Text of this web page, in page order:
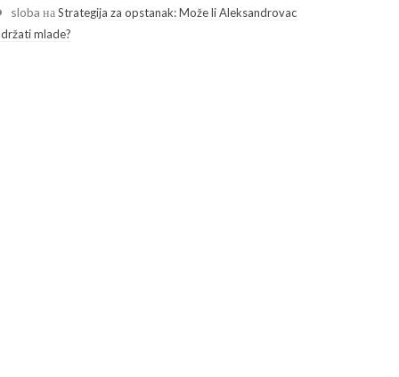
sloba наStrategija za opstanak: Može li Aleksandrovac
mlade?